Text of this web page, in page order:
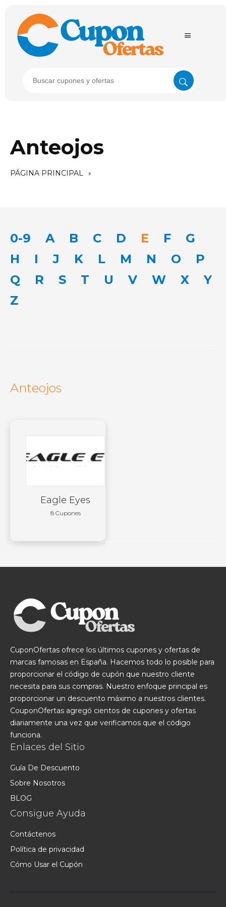
Anteojos
PÁGINA PRINCIPAL
0-9 A B C D E F
G
H
I J K L M N O
P
Q
R S T U V W X
Y
Z
Anteojos
Eagle Eyes
8 Cupones
CuponOfertas ofrece los últimos cupones y ofertas de
marcas famosas en España. Hacemos todo lo posible para
proporcionar el código de cupón que nuestro cliente
necesita para sus compras. Nuestro enfoque principal es
proporcionar un descuento máximo a nuestros clientes.
CouponOfertas agregó cientos de cupones y ofertas
diariamente una vez que verificamos que el código
funciona.
Enlaces del Sitio
Guía De Descuento
Sobre Nosotros
BLOG
Consigue Ayuda
Contáctenos
Política de privacidad
Cómo Usar el Cupón